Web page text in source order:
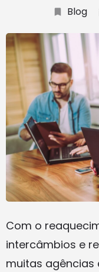
Blog
Com o
intercâmbios e
muitas